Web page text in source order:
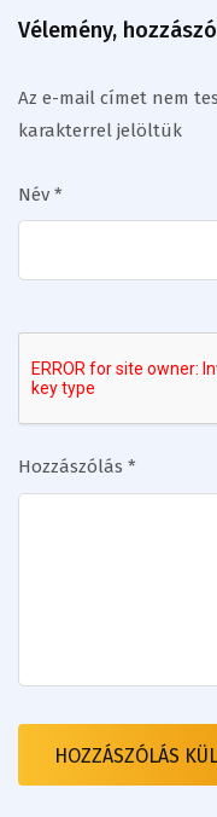
Vélemény,
Az e-mail címet nem
karakterrel jelöltük
Név *
Hozzászólás *